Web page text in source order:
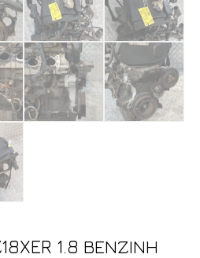
1.8 ΒΕΝΖΙΝΗ